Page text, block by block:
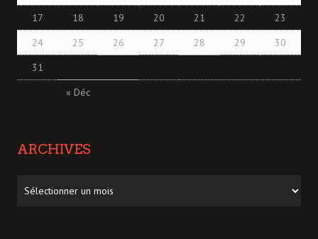
« Déc
17
18 19 20 21 22
23
24
25 26 27 28 29
30
31
ARCHIVES